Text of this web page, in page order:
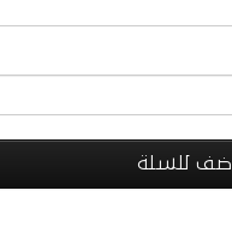
اضف للسلة